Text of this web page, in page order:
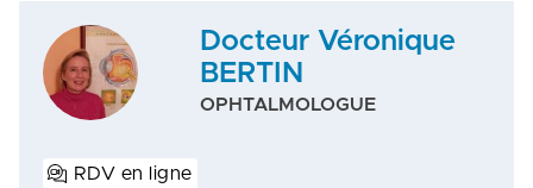
Docteur Véronique
BERTIN
OPHTALMOLOGUE
RDV en ligne